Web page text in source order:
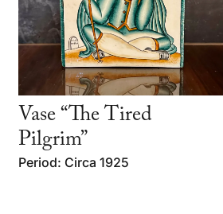
Vase “The Tired
Pilgrim”
Period: Circa 1925